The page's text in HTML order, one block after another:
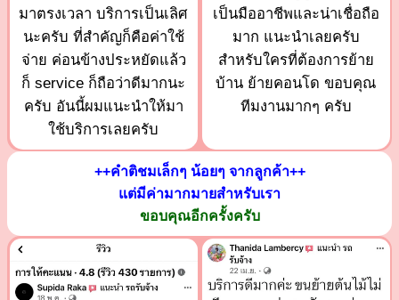
มาตรงเวลา บริการเป็นเลิศ
นะครับ ที่สำคัญก็คือค่าใช้
จ่าย ค่อนข้างประหยัดแล้ว
ก็ service ก็ถือว่าดีมากนะ
ครับ อันนี้ผมแนะนำให้มา
ใช้บริการเลยครับ
เป็นมืออาชีพและน่าเชื่อถือ
มาก แนะนำเลยครับ
สำหรับใครที่ต้องการย้าย
บ้าน ย้ายคอนโด ขอบคุณ
ทีมงานมากๆ ครับ
++คำติชมเล็กๆ น้อยๆ จากลูกค้า++
แต่มีค่ามากมายสำหรับเรา
ขอบคุณอีกครั้งครับ